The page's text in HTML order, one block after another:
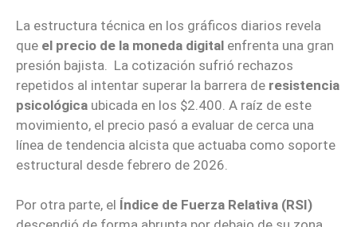
La estructura técnica en los gráficos diarios revela
que el precio de la moneda digital enfrenta una gran
presión bajista. La cotización sufrió rechazos
repetidos al intentar superar la barrera de resistencia
psicológica ubicada en los $2.400. A raíz de este
movimiento, el precio pasó a evaluar de cerca una
línea de tendencia alcista que actuaba como soporte
estructural desde febrero de 2026.
Por otra parte, el Índice de Fuerza Relativa (RSI)